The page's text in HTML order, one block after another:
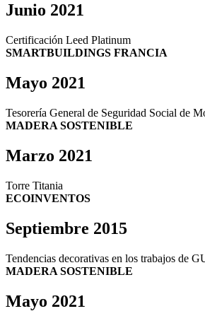
Junio 2021
Certificación Leed Platinum
SMARTBUILDINGS FRANCIA
Mayo 2021
Tesorería General de Seguridad Social de
MADERA SOSTENIBLE
Marzo 2021
Torre Titania
ECOINVENTOS
Septiembre 2015
Tendencias decorativas en los trabajos de
MADERA SOSTENIBLE
Mayo 2021